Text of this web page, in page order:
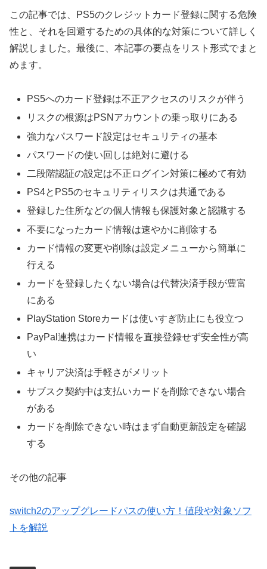
この記事では、PS5のクレジットカード登録に関する危険
性と、それを回避するための具体的な対策について詳しく
解説しました。最後に、本記事の要点をリスト形式でまと
めます。
PS5へのカード登録は不正アクセスのリスクが伴う
リスクの根源はPSNアカウントの乗っ取りにある
強力なパスワード設定はセキュリティの基本
パスワードの使い回しは絶対に避ける
二段階認証の設定は不正ログイン対策に極めて有効
PS4とPS5のセキュリティリスクは共通である
登録した住所などの個人情報も保護対象と認識する
不要になったカード情報は速やかに削除する
カード情報の変更や削除は設定メニューから簡単に
行える
カードを登録したくない場合は代替決済手段が豊富
にある
PlayStation Storeカードは使いすぎ防止にも役立つ
PayPal連携はカード情報を直接登録せず安全性が高
い
キャリア決済は手軽さがメリット
サブスク契約中は支払いカードを削除できない場合
がある
カードを削除できない時はまず自動更新設定を確認
する
その他の記事
switch2のアップグレードパスの使い方！値段や対象ソフ
トを解説